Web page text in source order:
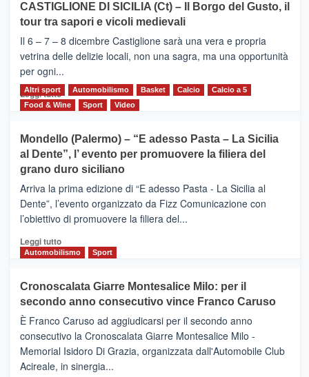
MOIO
ALCANTARA
–
Vivicittà,
alla
scoperta
del
territorio,
e
messaggi
di
CASTIGLIONE DI SICILIA (Ct) – Il Borgo del Gusto, il
tour tra sapori e vicoli medievali
Il 6 – 7 – 8 dicembre Castiglione sarà una vera e propria
vetrina delle delizie locali, non una sagra, ma una opportunità
per ogni...
Leggi tuttoLeggi
di
CASTIGLIONE
DI
SICILIA
(Ct)
–
Il
Borgo
Gusto,
il
tra
sapori
vicoli
medievali
Altri sport Automobilismo Basket Calcio
Calcio a 5
Food & Wine
Sport Video
Mondello (Palermo) – “E adesso Pasta – La Sicilia
al Dente”, l’ evento per promuovere la filiera del
grano duro siciliano
Arriva la prima edizione di “E adesso Pasta - La Sicilia al
Dente”, l’evento organizzato da Fizz Comunicazione con
l’obiettivo di promuovere la filiera del...
Leggi tuttoLeggi
di
Mondello
(Palermo)
–
“E
adesso
Pasta
–
Automobilismo Sport
Cronoscalata Giarre Montesalice Milo: per il
secondo anno consecutivo vince Franco Caruso
È Franco Caruso ad aggiudicarsi per il secondo anno
consecutivo la Cronoscalata Giarre Montesalice Milo -
Memorial Isidoro Di Grazia, organizzata dall'Automobile Club
Acireale, in sinergia...